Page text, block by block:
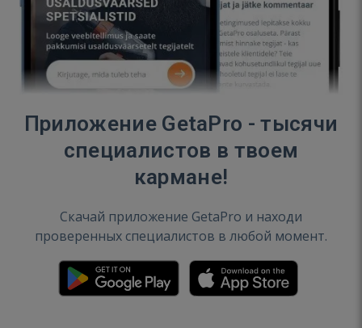
Приложение GetaPro - тысячи
специалистов в твоем
кармане!
Скачай приложение GetaPro и находи
проверенных специалистов в любой момент.